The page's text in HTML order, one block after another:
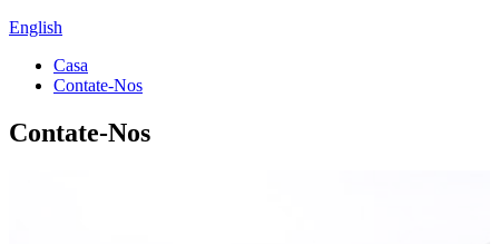
English
Casa
Contate-Nos
Contate-Nos